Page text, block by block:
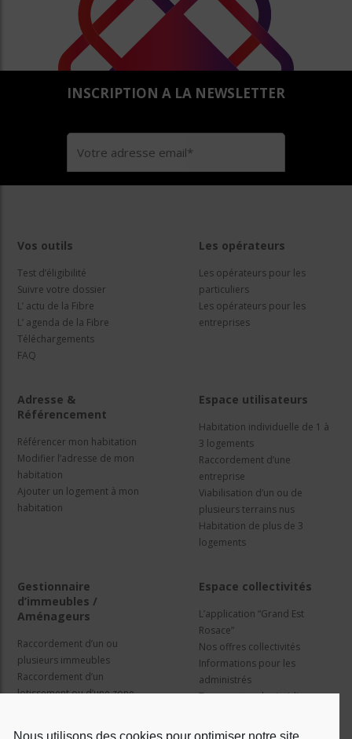
Nous utilisons des cookies pour optimiser notre site
INSCRIPTION A LA NEWSLETTER
Vos outils
Test d’éligibilité
Suivre votre dossier
L’ actu de la Fibre
L’ agenda de la Fibre
Téléchargements
FAQ
Les opérateurs
Les opérateurs pour les
particuliers
Les opérateurs pour les
entreprises
Adresse &
Référencement
Référencer mon habitation
Modifier l’adresse de mon
habitation
Ajouter un logement à mon
habitation
Espace utilisateurs
Habitation individuelle de 1 à
3 logements
Raccordement d’une
entreprise
Viabilisation d’un ou de
plusieurs terrains nus
Habitation de plus de 3
logements
Gestionnaire
d’immeubles /
Aménageurs
Raccordement d’un ou
plusieurs immeubles
Raccordement d’un
lotissement ou d’une zone
Espace collectivités
L’application “Grand Est
Rosace”
Nos offres collectivités
Informations pour les
administrés
Travaux et cadre juridique